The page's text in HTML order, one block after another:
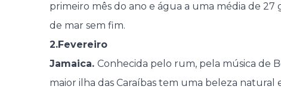
primeiro mês do ano e água a uma média de
de mar sem fim.
2.Fevereiro
Jamaica. Conhecida pelo rum, pela música de
maior ilha das Caraíbas tem uma beleza